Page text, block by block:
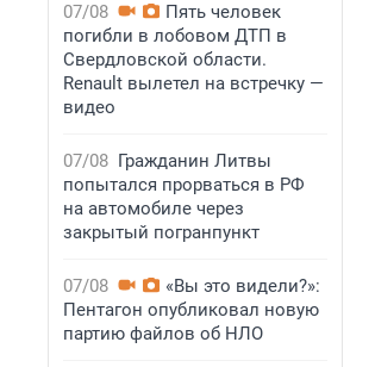
07/08
Пять человек
погибли в лобовом ДТП в
Свердловской области.
Renault вылетел на встречку —
видео
07/08 Гражданин Литвы
попытался прорваться в РФ
на автомобиле через
закрытый погранпункт
07/08
«Вы это видели?»:
Пентагон опубликовал новую
партию файлов об НЛО